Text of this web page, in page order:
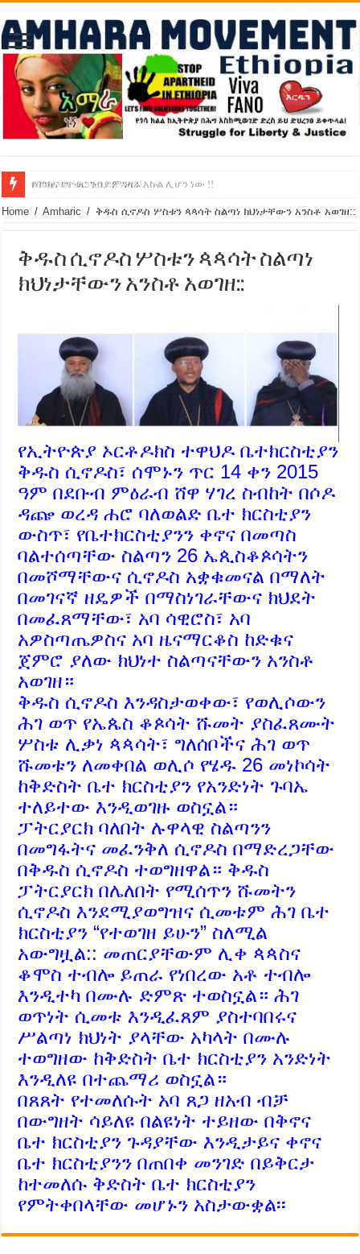
የባንክና የጥቁር ገብያ ምንዛሬ እኩል ሊሆን ነው !!
አሸንፈናል ! እንኳን ደስ አለን!
Home / Amharic / ቅዱስ ሲኖዶስ ሦስቱን ጳጳሳት ስልጣነ ክህነታቸውን አንስቶ አወገዘ::
ቅዱስ ሲኖዶስ ሦስቱን ጳጳሳት ስልጣነ
ክህነታቸውን አንስቶ አወገዘ::
የኢትዮጵያ ኦርቶዶክስ ተዋህዶ ቤተክርስቲያን
ቅዱስ ሲኖዶስ፣ ሰሞኑን ጥር 14 ቀን 2015
ዓም በደቡብ ምዕራብ ሸዋ ሃገረ ስብከት በሶዶ
ዳጬ ወረዳ ሐሮ ባለወልድ ቤተ ክርስቲያን
ውስጥ፣ የቤተክርስቲያንን ቀኖና በመጣስ
ባልተሰጣቸው ስልጣን 26 ኤጲስቆጶሳትን
በመሾማቸውና ሲኖዶስ አቋቁመናል በማለት
በመገናኛ ዘዴዎች በማስነገራቸውና ክህደት
በመፈጸማቸው፣ አባ ሳዊሮስ፣ አባ
አዎስጣጤዎስና አባ ዜናማርቆስ ከድቁና
ጀምሮ ያለው ክህነተ ስልጣናቸውን አንስቶ
አወገዘ።
ቅዱስ ሲኖዶስ እንዳስታወቀው፣ የወሊሶውን
ሕገ ወጥ የኤጴስ ቆጶሳት ሹመት ያስፈጸሙት
ሦስቱ ሊቃነ ጳጳሳት፣ ግለሰቦችና ሕገ ወጥ
ሹመቱን ለመቀበል ወሊሶ የሄዱ 26 መነኮሳት
ከቅድስት ቤተ ክርስቲያን የአንድነት ጉባኤ
ተለይተው እንዲወገዙ ወስኗል።
ፓትርያርክ ባለበት ሉዋላዊ ስልጣንን
በመግፋትና መፈንቅለ ሲኖዶስ በማድረጋቸው
በቅዱስ ሲኖዶስ ተወግዘዋል። ቅዱስ
ፓትርያርክ በሌለበት የሚሰጥን ሹመትን
ሲኖዶስ እንደሚያወግዝና ሲመቱም ሕገ ቤተ
ክርስቲያን “የተወገዘ ይሁን” ስለሚል
አውግዟል:: መጠርያቸውም ሊቀ ጳጳስና
ቆሞስ ተብሎ ይጠራ የነበረው አቶ ተብሎ
እንዲተካ በሙሉ ድምጽ ተወስኗል። ሕገ
ወጥነት ሲመቱ እንዲፈጸም ያስተባበሩና
ሥልጣነ ክህነት ያላቸው አካላት በሙሉ
ተወግዘው ከቅድስት ቤተ ክርስቲያን አንድነት
እንዲለዩ በተጨማሪ ወስኗል።
በጸጸት የተመለሱት አባ ጸጋ ዘአብ ብቻ
በውግዘት ሳይለዩ በልዩነት ተይዘው በቅኖና
ቤተ ክርስቲያን ጉዳያቸው እንዲታይና ቀኖና
ቤተ ክርስቲያንን በጠበቀ መንገድ በይቅርታ
ከተመለሱ ቅድስት ቤተ ክርስቲያን
የምትቀበላቸው መሆኑን አስታውቋል፡፡